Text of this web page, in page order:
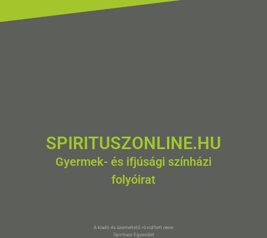
SPIRITUSZONLINE.HU
Gyermek- és ifjúsági színházi
folyóirat
A kiadó és üzemeltető rövidített neve:
Spiritusz Egyesület